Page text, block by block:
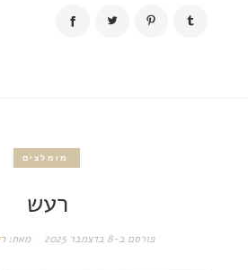
מומלצים
רעש
פורסם ב-8 בדצמבר 2025 מאת: